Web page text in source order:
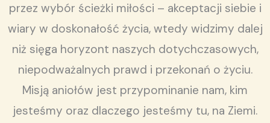
przez wybór ścieżki miłości – akceptacji siebie i
wiary w doskonałość życia, wtedy widzimy dalej
niż sięga horyzont naszych dotychczasowych,
niepodważalnych prawd i przekonań o życiu.
Misją aniołów jest przypominanie nam, kim
jesteśmy oraz dlaczego jesteśmy tu, na Ziemi.